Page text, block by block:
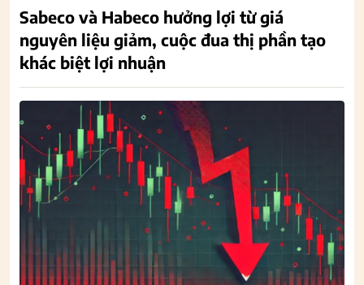
Sabeco và Habeco hưởng lợi từ giá
nguyên liệu giảm, cuộc đua thị phần tạo
khác biệt lợi nhuận